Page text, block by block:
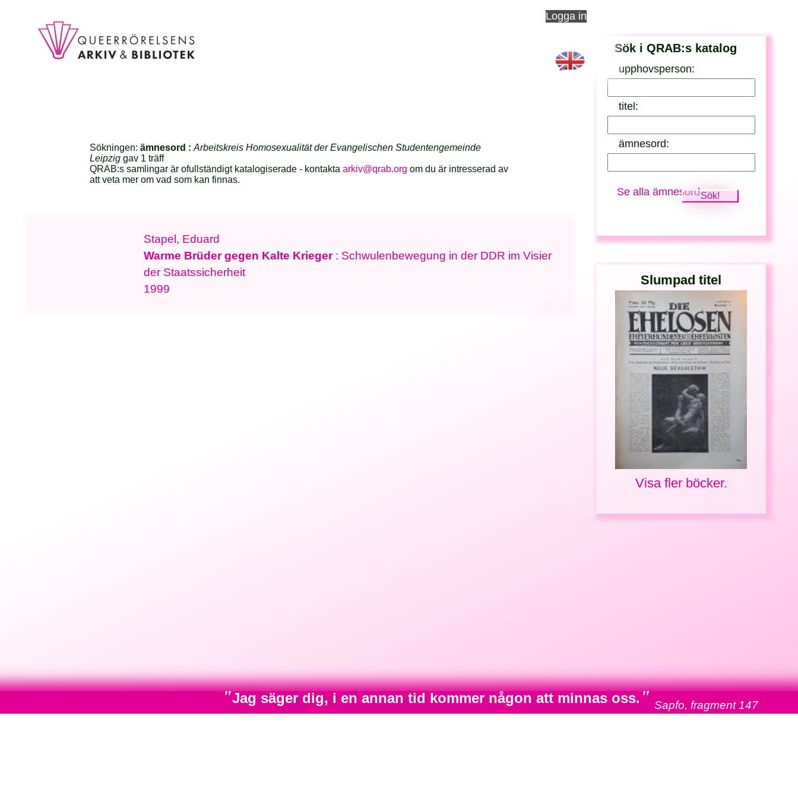
Logga in
Sök i QRAB:s katalog
upphovsperson:
titel:
ämnesord:
Se alla ämnesord
Slumpad titel
Visa fler böcker.
Sökningen:ämnesord :Arbeitskreis Homosexualität der Evangelischen Studentengemeinde
Leipzig gav 1 träff
QRAB:s samlingar är ofullständigt katalogiserade - kontaktaarkiv@qrab.org om du är intresserad av
att veta mer om vad som kan finnas.
Stapel, Eduard
Warme Brüder gegen Kalte Krieger: Schwulenbewegung in der DDR im Visier
der Staatssicherheit
1999
"Jag säger dig, i en annan tid kommer någon att minnas oss." Sapfo, fragment 147